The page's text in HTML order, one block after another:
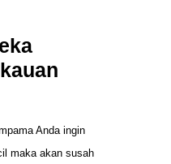
Anda ingin
maka akan susah